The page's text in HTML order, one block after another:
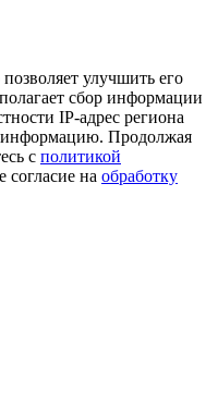
улучшить его
сбор информации
IP-адрес региона
Продолжая
с политикой
согласие на обработку